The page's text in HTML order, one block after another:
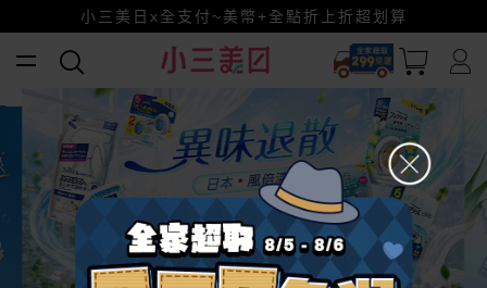
賺美幣~換好禮~立即換GO~
小三美日x全支付~美幣+全點折上折超划算
幫老爸清空購物車！